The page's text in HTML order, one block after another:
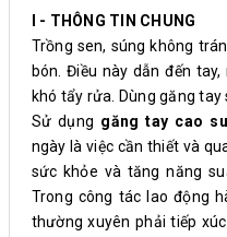
I - THÔNG TIN CHUNG
Trồng sen, súng không
bón. Điều này dẫn đến
khó tẩy rửa. Dùng găng tay
Sử dụng găng tay cao su
ngày là việc cần thiết và
sức khỏe và tăng năng
Trong công tác lao động
thường xuyên phải tiếp